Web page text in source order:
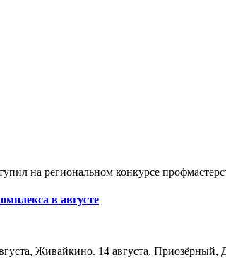
на региональном конкурсе
в августе
Живайкино. 14 августа,